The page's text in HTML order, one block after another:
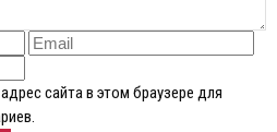
сайта в этом браузере для